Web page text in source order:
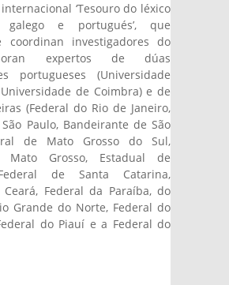
‘Tesouro do léxico
galego e portugués’, que
coordinan investigadores do
expertos de dúas
portugueses (Universidade
de Coimbra) e de
(Federal do Rio de Janeiro,
Paulo, Bandeirante de São
de Mato Grosso do Sul,
Mato Grosso, Estadual de
de Santa Catarina,
Federal da Paraíba, do
Grande do Norte, Federal do
do Piauí e a Federal do